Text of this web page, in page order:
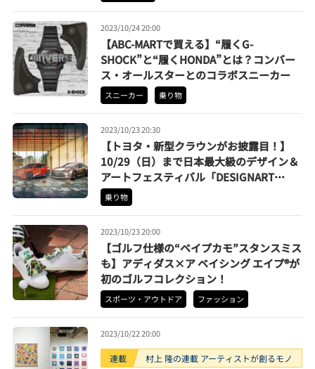
2023/10/24 20:00
【ABC-MARTで買える】“履くG-
SHOCK”と“履くHONDA”とは？コンバー
ス・オールスターとのコラボスニーカー
スニーカー 乗り物
2023/10/23 20:30
【トヨタ・新型クラウンがお披露目！】
10/29（日）まで日本最大級のデザイン＆
アートフェスティバル「DESIGNART
TOKYO 2023」にオフィシャルカーとして
出展
乗り物
2023/10/23 20:00
【ゴルフ仕様の“ベイプカモ”スタンスミス
も】アディダス×ア ベイシング エイプ®が
初のゴルフコレクション！
スポーツ・アウトドア ファッション
2023/10/22 20:00
連載 村上 隆の連載 アーティストが創るモノ